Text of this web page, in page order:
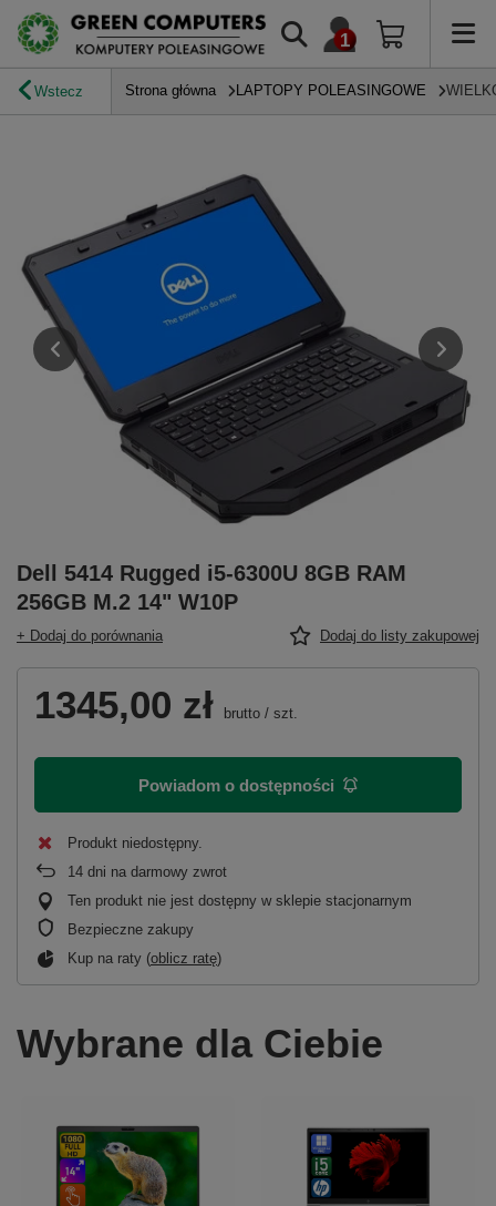
Wstecz Strona główna LAPTOPY POLEASINGOWE
Dell 5414 Rugged i5-6300U 8GB RAM
256GB M.2 14" W10P
+ Dodaj do porównania Dodaj do listy zakupowej
1345,00 zł brutto / szt.
Powiadom o dostępności
Produkt niedostępny
14 dni na darmowy zwrot
Ten produkt nie jest dostępny w sklepie stacjonarnym
Bezpieczne zakupy
Kup na raty (oblicz ratę)
Wybrane dla Ciebie